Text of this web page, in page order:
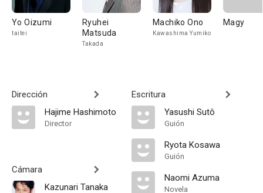
Yo Oizumi
taitei
Ryuhei
Matsuda
Takada
Machiko Ono
Kawashima Yumiko
Magy
Dirección
Hajime Hashimoto
Director
Cámara
Kazunari Tanaka
Escritura
Yasushi Sutô
Guión
Ryota Kosawa
Guión
Naomi Azuma
Novela